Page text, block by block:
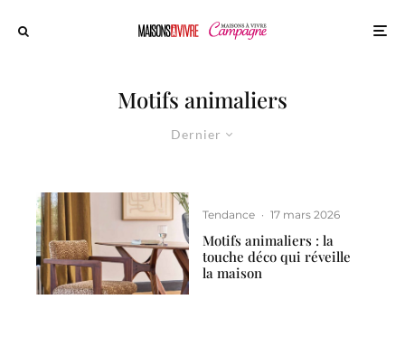
Motifs animaliers
Dernier
Tendance · 17 mars 2026
Motifs animaliers : la
touche déco qui réveille
la maison